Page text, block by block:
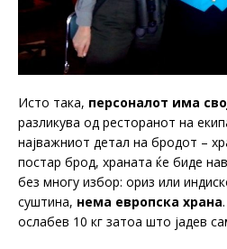
Исто така, персоналот има
разликува од ресторанот на
најважниот детал на бродот –
постар брод, храната ќе биде
без многу избор: ориз или
суштина, нема европска храна
ослабев 10 кг затоа што јадев